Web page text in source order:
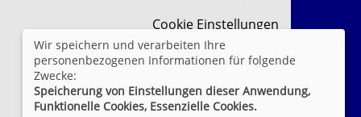
Cookie Einstellungen
Wir speichern und verarbeiten Ihre
personenbezogenen Informationen für folgende
Zwecke:
Speicherung von Einstellungen dieser Anwendung,
Funktionelle Cookies, Essenzielle Cookies.